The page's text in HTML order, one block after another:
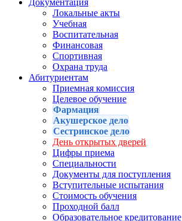
Документация
Локальные акты
Учебная
Воспитательная
Финансовая
Спортивная
Охрана труда
Абитуриентам
Приемная комиссия
Целевое обучение
Фармация
Акушерское дело
Сестринское дело
День открытых дверей
Цифры приема
Специальности
Документы для поступления
Вступительные испытания
Стоимость обучения
Проходной балл
Образовательное кредитование